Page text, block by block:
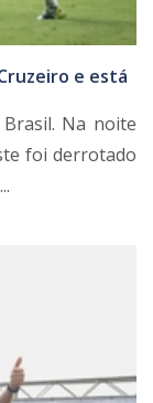
e está
Na noite
foi derrotado